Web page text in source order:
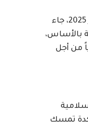
وأشار إلى أن الوثيقة الأولى أكدت أن ما ورد في خارطة طريق الرباعية الصادرة في 12 سبتمبر 2025، جاء
بالأساس،
من أجل
تمسك